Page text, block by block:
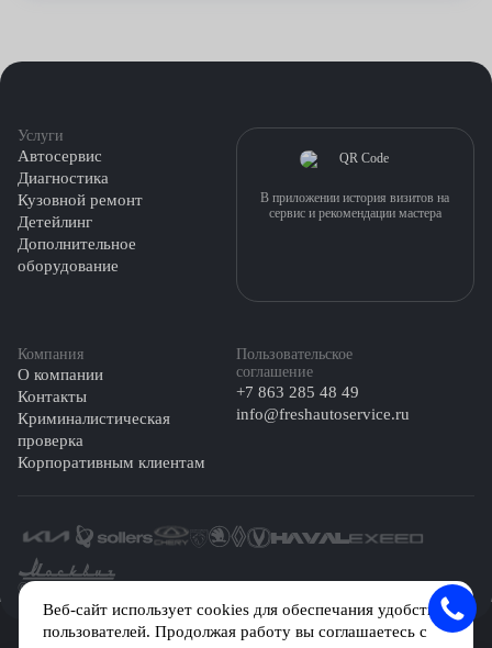
Веб-сайт использует cookies для обеспечания удобства
пользователей. Продолжая работу вы соглашаетесь с
Услуги
Автосервис
Диагностика
Кузовной ремонт
Детейлинг
Дополнительное
оборудование
Компания
О компании
Контакты
Криминалистическая
проверка
Корпоративным клиентам
Пользовательское
соглашение
+7 863 285 48 49
info@freshautoservice.ru
В приложении история визитов на
сервис и рекомендации мастера
©️ 2026 Fresh Auto
Сетевое издание «Первый автомобильный маркетплейс» зарегистрировано